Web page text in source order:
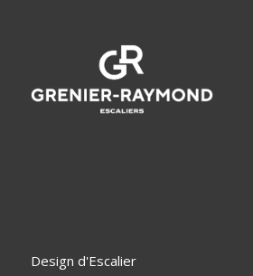
Design d'Escalier